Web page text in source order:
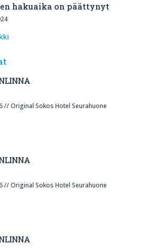
hakuaika on päättynyt
// Original Sokos Hotel Seurahuone
// Original Sokos Hotel Seurahuone